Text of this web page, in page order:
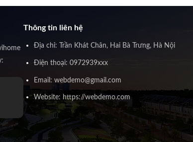
Thông tin liên hệ
Địa chỉ: Trần Khát Chân, Hai Bà Trưng, Hà Nội
Điện thoại: 0972939xxx
Email: webdemo@gmail.com
Website: https://webdemo.com